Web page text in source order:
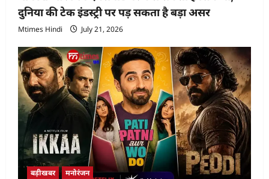
दुनिया की टेक इंडस्ट्री पर पड़ सकता है बड़ा असर
Mtimes Hindi July 21, 2026
बड़ीखबर मनोरंजन